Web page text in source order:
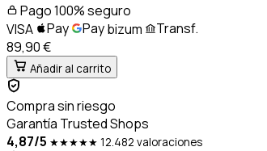
Pago 100% seguro
VISA
Pay Paybizum
Transf.
89,90 €
Añadir al carrito
Compra sin riesgo
Garantía Trusted Shops
4,87/5 ★★★★★ 12.482 valoraciones